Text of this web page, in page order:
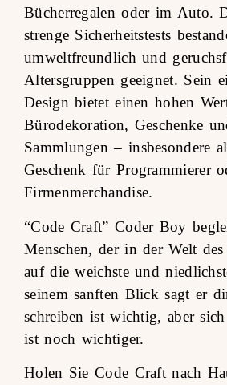
Bücherregalen oder im Auto.
strenge Sicherheitstests
umweltfreundlich und
Altersgruppen geeignet. Sein
Design bietet einen hohen
Bürodekoration, Geschenke
Sammlungen – insbesondere
Geschenk für Programmierer
Firmenmerchandise.
“Code Craft” Coder Boy
Menschen, der in der Welt des
auf die weichste und
seinem sanften Blick sagt er
schreiben ist wichtig, aber
ist noch wichtiger.
Holen Sie Code Craft nach